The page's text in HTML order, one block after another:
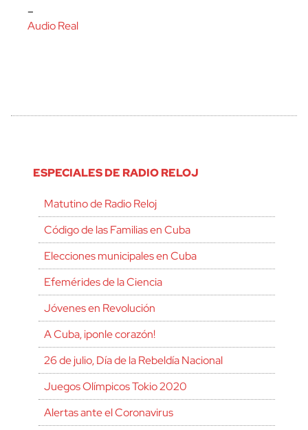
–
Audio Real
ESPECIALES DE RADIO RELOJ
Matutino de Radio Reloj
Código de las Familias en Cuba
Elecciones municipales en Cuba
Efemérides de la Ciencia
Jóvenes en Revolución
A Cuba, ¡ponle corazón!
26 de julio, Día de la Rebeldía Nacional
Juegos Olímpicos Tokio 2020
Alertas ante el Coronavirus